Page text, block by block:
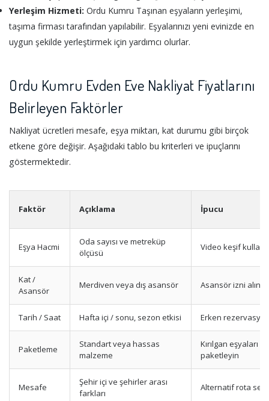
Yerleşim Hizmeti: Ordu Kumru Taşınan eşyaların yerleşimi,
taşıma firması tarafından yapılabilir. Eşyalarınızı yeni evinizde en
uygun şekilde yerleştirmek için yardımcı olurlar.
Ordu Kumru Evden Eve Nakliyat Fiyatlarını
Belirleyen Faktörler
Nakliyat ücretleri mesafe, eşya miktarı, kat durumu gibi birçok
etkene göre değişir. Aşağıdaki tablo bu kriterleri ve ipuçlarını
göstermektedir.
Faktör Açıklama İpucu
Eşya Hacmi
Oda sayısı ve metreküp
ölçüsü
Video keşif
Kat /
Asansör
Merdiven veya dış asansör Asansör izni alın
Tarih / Saat Hafta içi / sonu, sezon etkisi Erken
Paketleme
Standart veya hassas
malzeme
Kırılgan eşyaları
paketleyin
Mesafe
Şehir içi ve şehirler arası
farkları
Alternatif rota